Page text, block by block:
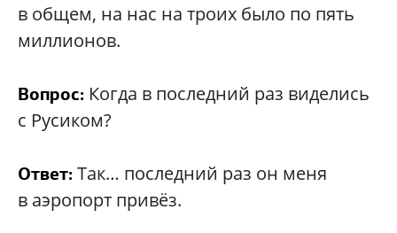
в общем, на нас на троих было по пять
миллионов.
Вопрос: Когда в последний раз виделись
с Русиком?
Ответ:Так… последний раз он меня
в аэропорт привёз.